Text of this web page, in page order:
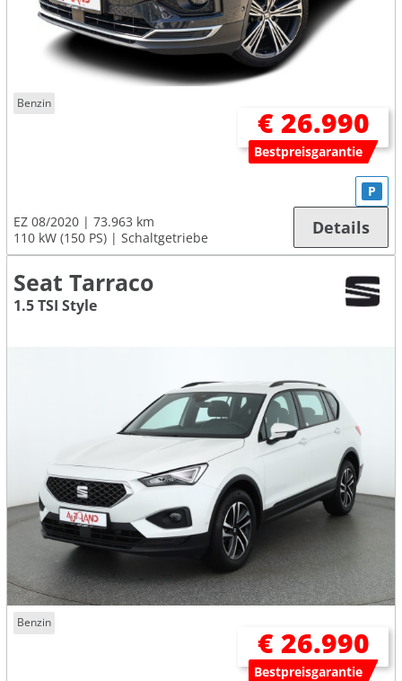
Benzin
€ 26.990
Bestpreisgarantie
EZ 08/2020
73.963 km
110 kW (150 PS)
Schaltgetriebe
P
Details
Seat Tarraco
1.5 TSI Style
Benzin
€ 26.990
Bestpreisgarantie